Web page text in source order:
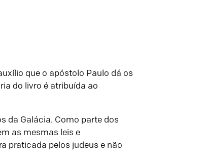
que o apóstolo Paulo dá os
do livro é atribuída ao
da Galácia. Como parte dos
as mesmas leis e
praticada pelos judeus e não